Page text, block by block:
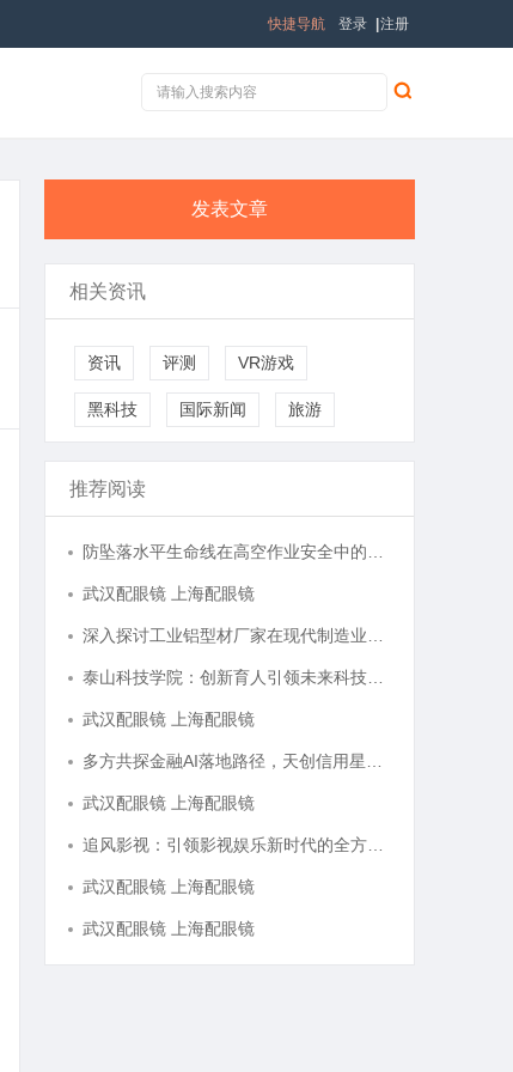
登录 注册
快捷导航
发表文章
相关资讯
资讯 评测 VR游戏
黑科技 国际新闻 旅游
推荐阅读
武汉配眼镜 上海配眼镜
武汉配眼镜 上海配眼镜
武汉配眼镜 上海配眼镜
武汉配眼镜 上海配眼镜
武汉配眼镜 上海配眼镜